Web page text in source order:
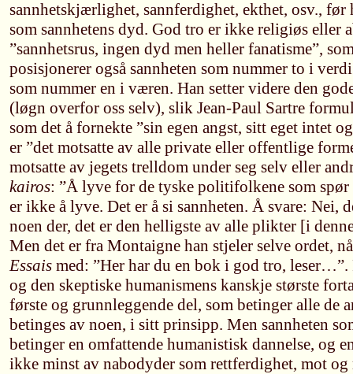
sannhetskjærlighet, sannferdighet, ekthet, osv., før
som sannhetens dyd. God tro er ikke religiøs eller
”sannhetsrus, ingen dyd men heller fanatisme”,
posisjonerer også sannheten som nummer to i
som nummer en i væren. Han setter videre den
(løgn overfor oss selv), slik Jean-Paul Sartre
som det å fornekte ”sin egen angst, sitt eget intet
er ”det motsatte av alle private eller offentlige
motsatte av jegets trelldom under seg selv eller
kairos: ”Å lyve for de tyske politifolkene som
er ikke å lyve. Det er å si sannheten. Å svare: Nei,
noen der, det er den helligste av alle plikter [i
Men det er fra Montaigne han stjeler selve ordet,
Essais med: ”Her har du en bok i god tro, leser…”.
og den skeptiske humanismens kanskje største
første og grunnleggende del, som betinger alle de
betinges av noen, i sitt prinsipp. Men sannheten
betinger en omfattende humanistisk dannelse, og
ikke minst av nabodyder som rettferdighet, mot og